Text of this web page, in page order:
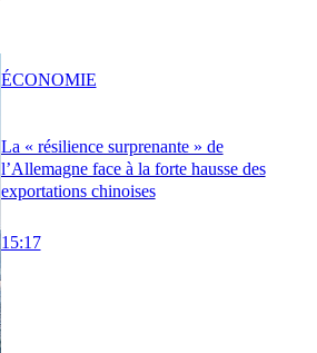
La « résilience surprenante » de
l’Allemagne face à la forte hausse des
exportations chinoises
15:17
ÉCONOMIE